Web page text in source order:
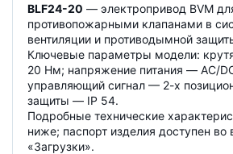
BLF24-20 — электропривод BVM
противопожарными клапанами в
вентиляции и противодымной
Ключевые параметры модели:
20 Нм; напряжение питания — AC/
управляющий сигнал — 2-х
защиты — IP 54.
Подробные технические
ниже; паспорт изделия доступен во
«Загрузки».